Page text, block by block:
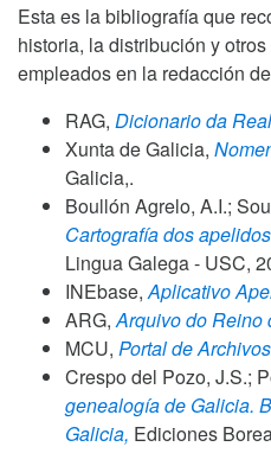
Esta es la bibliografía que
historia, la distribución y
empleados en la redacción
RAG, Dicionario da
Xunta de Galicia,
Galicia,.
Boullón Agrelo, A.I.;
Cartografía dos
Lingua Galega - USC,
INEbase, Aplicativo
ARG, Arquivo do Reino
MCU, Portal de
Crespo del Pozo, J.S.;
genealogía de Galicia.
Galicia, Ediciones